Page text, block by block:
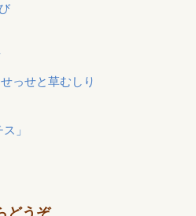
っせと草むしり
」
どうぞ